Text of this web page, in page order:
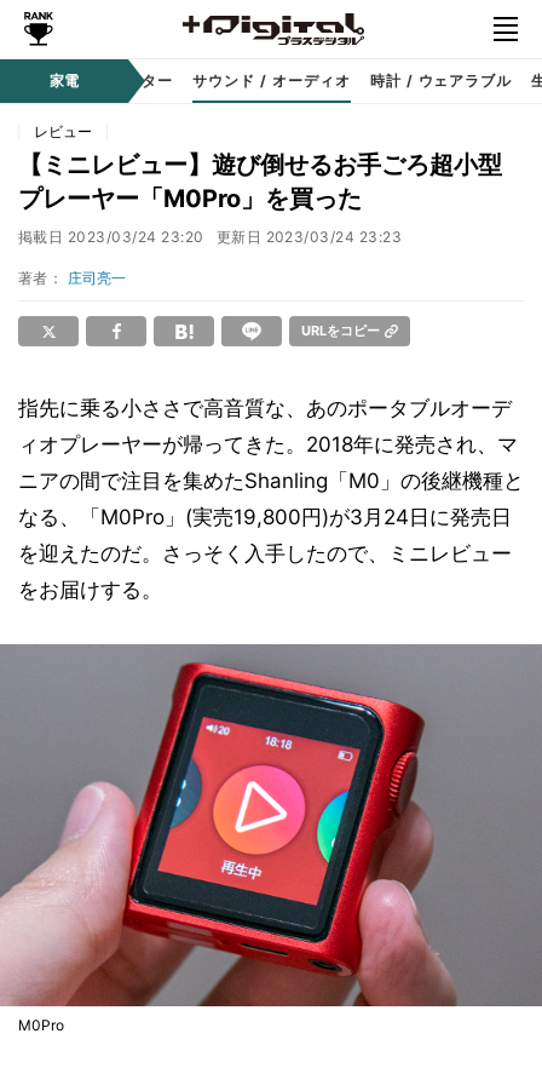
家電プロジェクター サウンド / オーディオ 時計 / ウェアラブル
レビュー
【ミニレビュー】遊び倒せるお手ごろ超小型
プレーヤー「M0Pro」を買った
掲載日 2023/03/24 23:20 更新日 2023/03/24 23:23
著者： 庄司亮一
URLをコピー
指先に乗る小ささで高音質な、あのポータブルオーデ
ィオプレーヤーが帰ってきた。2018年に発売され、マ
ニアの間で注目を集めたShanling「M0」の後継機種と
なる、「M0Pro」(実売19,800円)が3月24日に発売日
を迎えたのだ。さっそく入手したので、ミニレビュー
をお届けする。
M0Pro